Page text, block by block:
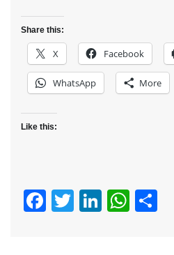
Share this:
X Facebook
WhatsApp More
Like this:
Facebook
TwitterLinkedIn